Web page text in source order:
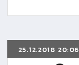
25.12.2018 20:06